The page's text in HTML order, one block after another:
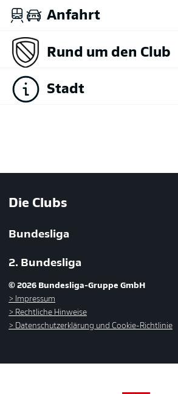
Anfahrt
Rund um den Club
Stadt
Die Clubs
Bundesliga
2. Bundesliga
© 2026 Bundesliga-Gruppe GmbH
Impressum
Rechtliche Hinweise
Datenschutzerklärung und Cookie-Richtlinie